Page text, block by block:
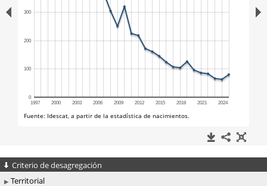
Criterio de desagregación
Territorial